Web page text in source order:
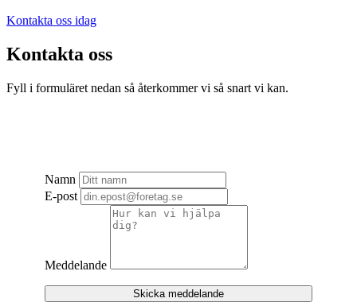
Kontakta oss idag
Kontakta oss
Fyll i formuläret nedan så återkommer vi så snart vi kan.
Namn
E-post
Meddelande
Skicka meddelande